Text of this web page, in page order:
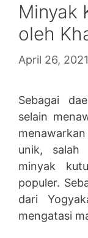
Minyak
oleh
April 26, 2021
Sebagai
selain
unik, salah
minyak
populer.
dari
mengatasi